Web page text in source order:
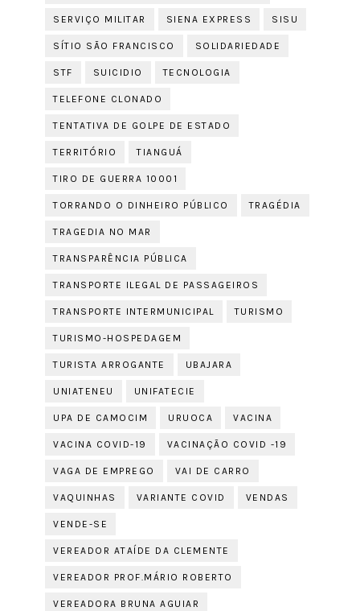
SERVIÇO MILITAR SIENA EXPRESS SISU
SÍTIO SÃO FRANCISCO SOLIDARIEDADE
STF SUICIDIO TECNOLOGIA
TELEFONE CLONADO
TENTATIVA DE GOLPE DE ESTADO
TERRITÓRIO TIANGUÁ
TIRO DE GUERRA 10001
TORRANDO O DINHEIRO PÚBLICO TRAGÉDIA
TRAGEDIA NO MAR
TRANSPARÊNCIA PÚBLICA
TRANSPORTE ILEGAL DE PASSAGEIROS
TRANSPORTE INTERMUNICIPAL TURISMO
TURISMO-HOSPEDAGEM
TURISTA ARROGANTE UBAJARA
UNIATENEU UNIFATECIE
UPA DE CAMOCIM URUOCA VACINA
VACINA COVID-19 VACINAÇÃO COVID -19
VAGA DE EMPREGO VAI DE CARRO
VAQUINHAS VARIANTE COVID VENDAS
VENDE-SE
VEREADOR ATAÍDE DA CLEMENTE
VEREADOR PROF.MÁRIO ROBERTO
VEREADORA BRUNA AGUIAR